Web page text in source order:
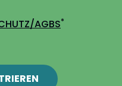
AGBS*